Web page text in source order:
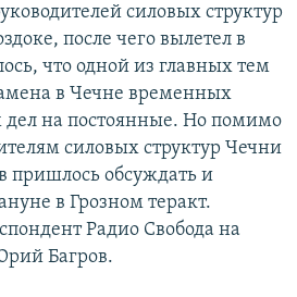
силовых структур
после чего вылетел в
что одной из главных тем
в Чечне временных
дел на постоянные. Но помимо
силовых структур Чечни
пришлось обсуждать и
в Грозном теракт.
Радио Свобода на
Багров.